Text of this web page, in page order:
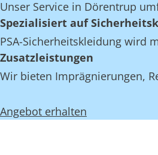
Unser Service in Dörentrup
Spezialisiert auf
PSA-Sicherheitskleidung wird
Zusatzleistungen
Wir bieten Imprägnierungen,
Angebot erhalten